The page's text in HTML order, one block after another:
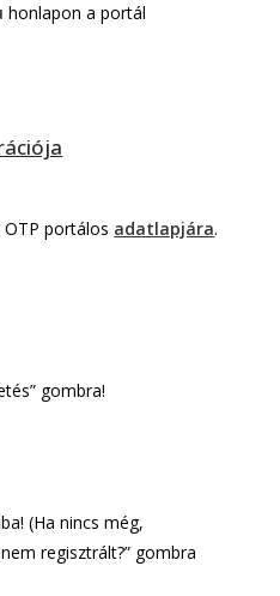
honlapon a portál
portálos adatlapjára.
gombra!
(Ha nincs még,
regisztrált?” gombra